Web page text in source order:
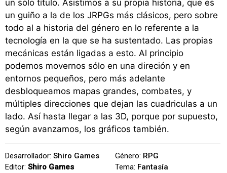
un sólo título. Asistimos a su propia historia, que es
un guiño a la de los JRPGs más clásicos, pero sobre
todo al a historia del género en lo referente a la
tecnología en la que se ha sustentado. Las propias
mecánicas están ligadas a esto. Al principio
podemos movernos sólo en una direción y en
entornos pequeños, pero más adelante
desbloqueamos mapas grandes, combates, y
múltiples direcciones que dejan las cuadriculas a un
lado. Así hasta llegar a las 3D, porque por supuesto,
según avanzamos, los gráficos también.
Desarrollador: Shiro Games
Editor: Shiro Games
Género: RPG
Tema: Fantasía